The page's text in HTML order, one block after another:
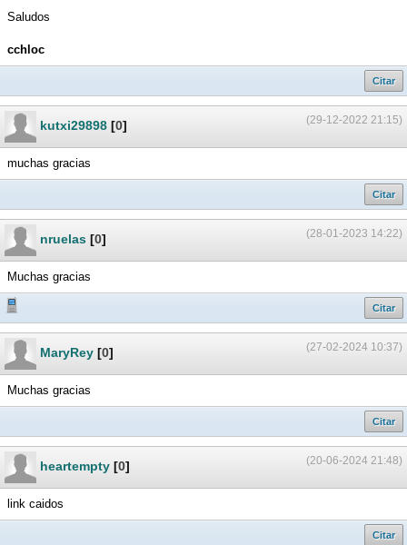
Saludos
cchloc
Citar
(29-12-2022 21:15)
kutxi29898 [0]
muchas gracias
Citar
(28-01-2023 14:22)
nruelas [0]
Muchas gracias
Citar
(27-02-2024 10:37)
MaryRey [0]
Muchas gracias
Citar
(20-06-2024 21:48)
heartempty [0]
link caidos
Citar